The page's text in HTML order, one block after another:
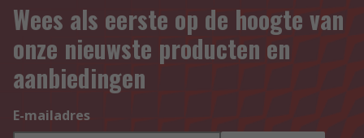
Wees als eerste op de hoogte van
onze nieuwste producten en
aanbiedingen
E-mailadres